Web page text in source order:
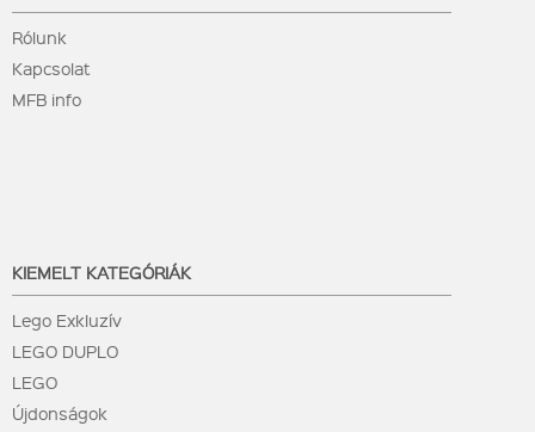
Rólunk
Kapcsolat
MFB info
KIEMELT KATEGÓRIÁK
Lego Exkluzív
LEGO DUPLO
LEGO
Újdonságok